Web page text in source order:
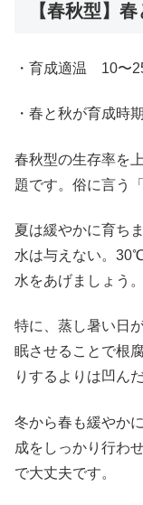
【春秋型】
・育成適温 10〜
・春と秋が育成時
春秋型の生存率を
題です。俗に言う
夏は緩やかに育ち
水は与えない。
水をあげましょう
特に、蒸し暑い日
眠させることで根
りするよりは凹ん
冬から春も緩やか
成をしっかり行わ
で大丈夫です。